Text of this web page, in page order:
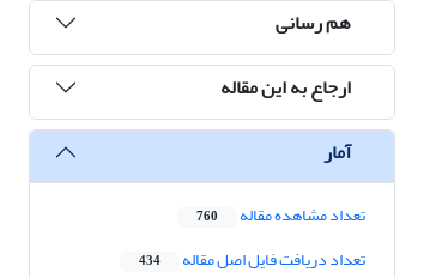
هم رسانی
ارجاع به این مقاله
آمار
تعداد مشاهده مقاله 760
تعداد دریافت فایل اصل مقاله 434